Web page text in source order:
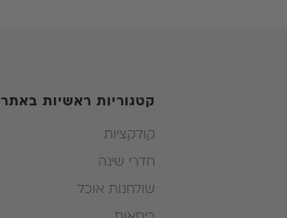
קטגוריות ראשיות באתר
קולקציות
חדרי שינה
שולחנות אוכל